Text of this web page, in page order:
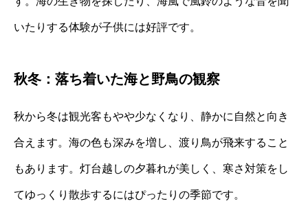
いたりする体験が子供には好評です。
秋冬：落ち着いた海と野鳥の観察
秋から冬は観光客もやや少なくなり、静かに自然と向き
合えます。海の色も深みを増し、渡り鳥が飛来すること
もあります。灯台越しの夕暮れが美しく、寒さ対策をし
てゆっくり散歩するにはぴったりの季節です。